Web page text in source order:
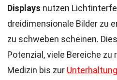
Displays nutzen
dreidimensionale Bilder zu
zu schweben scheinen.
Potenzial, viele Bereiche zu
Medizin bis zur Unterhaltung